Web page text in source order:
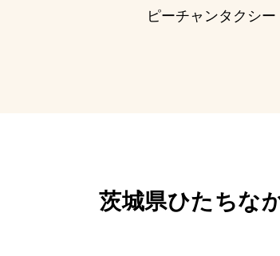
ピーチャンタクシ
茨城県ひたちな